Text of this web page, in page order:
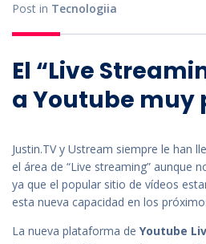
Post in Tecnologiia
El “Live
a Youtube muy
Justin.TV y Ustream siempre le han
el área de “Live streaming” aunque
ya que el popular sitio de vídeos
esta nueva capacidad en los
La nueva plataforma de Youtube